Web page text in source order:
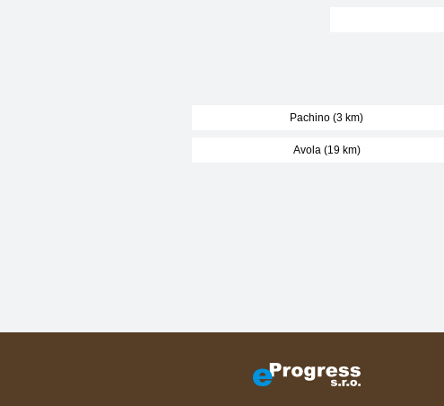
Pachino (3 km)
Avola (19 km)